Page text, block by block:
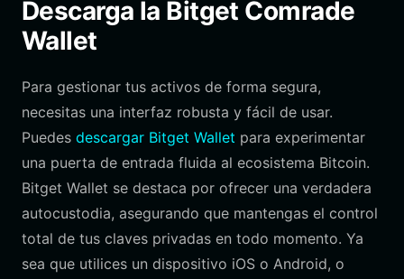
Descarga la Bitget Comrade
Wallet
Para gestionar tus activos de forma segura,
necesitas una interfaz robusta y fácil de usar.
Puedes descargar Bitget Wallet para experimentar
una puerta de entrada fluida al ecosistema Bitcoin.
Bitget Wallet se destaca por ofrecer una verdadera
autocustodia, asegurando que mantengas el control
total de tus claves privadas en todo momento. Ya
sea que utilices un dispositivo iOS o Android, o